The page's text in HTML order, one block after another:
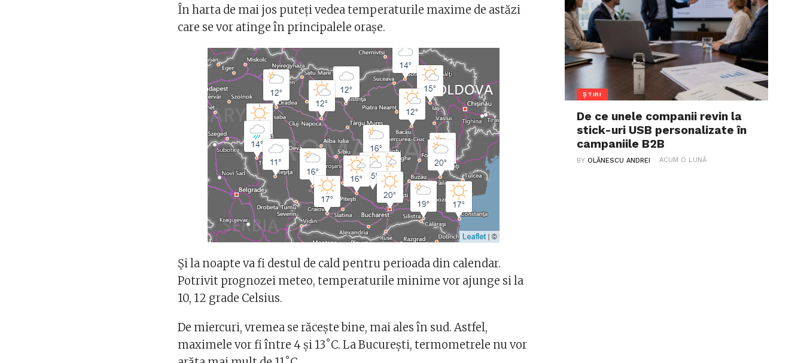
În harta de mai jos puteți vedea temperaturile maxime de astăzi
care se vor atinge în principalele orașe.
Și la noapte va fi destul de cald pentru perioada din calendar.
Potrivit prognozei meteo, temperaturile minime vor ajunge si la
10, 12 grade Celsius.
De miercuri, vremea se răceşte bine, mai ales în sud. Astfel,
maximele vor fi între 4 şi 13˚C. La Bucureşti, termometrele nu vor
ȘTIRI
De ce unele companii revin la
stick-uri USB personalizate în
campaniile B2B
BYOLĂNESCU ANDREI ACUM O LUNĂ